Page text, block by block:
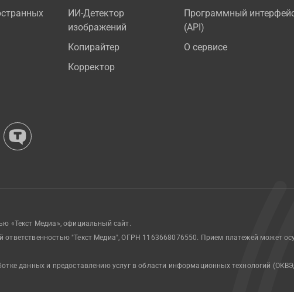
ИИ-Детектор
изображений
Копирайтер
Корректор
Программный
(API)
О сервисе
«Текст Медиа», официальный сайт.
ответственностью "Текст Медиа", ОГРН 1163668076550. Прием платежей может
данных и предоставлению услуг в области информационных технологий